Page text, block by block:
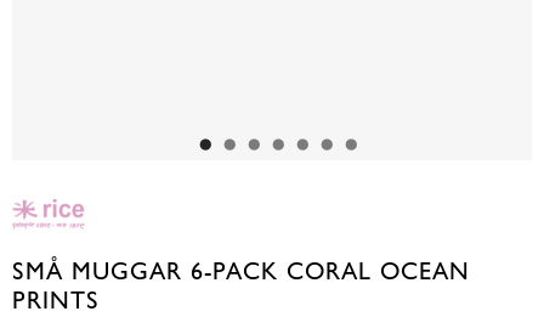
SMÅ MUGGAR 6-PACK CORAL OCEAN
PRINTS